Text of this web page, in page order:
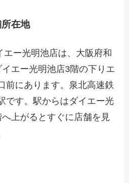
在地
エー光明池店は、大阪府和
エー光明池店3階の下りエ
前にあります。泉北高速鉄
です。駅からはダイエー光
上がるとすぐに店舗を見